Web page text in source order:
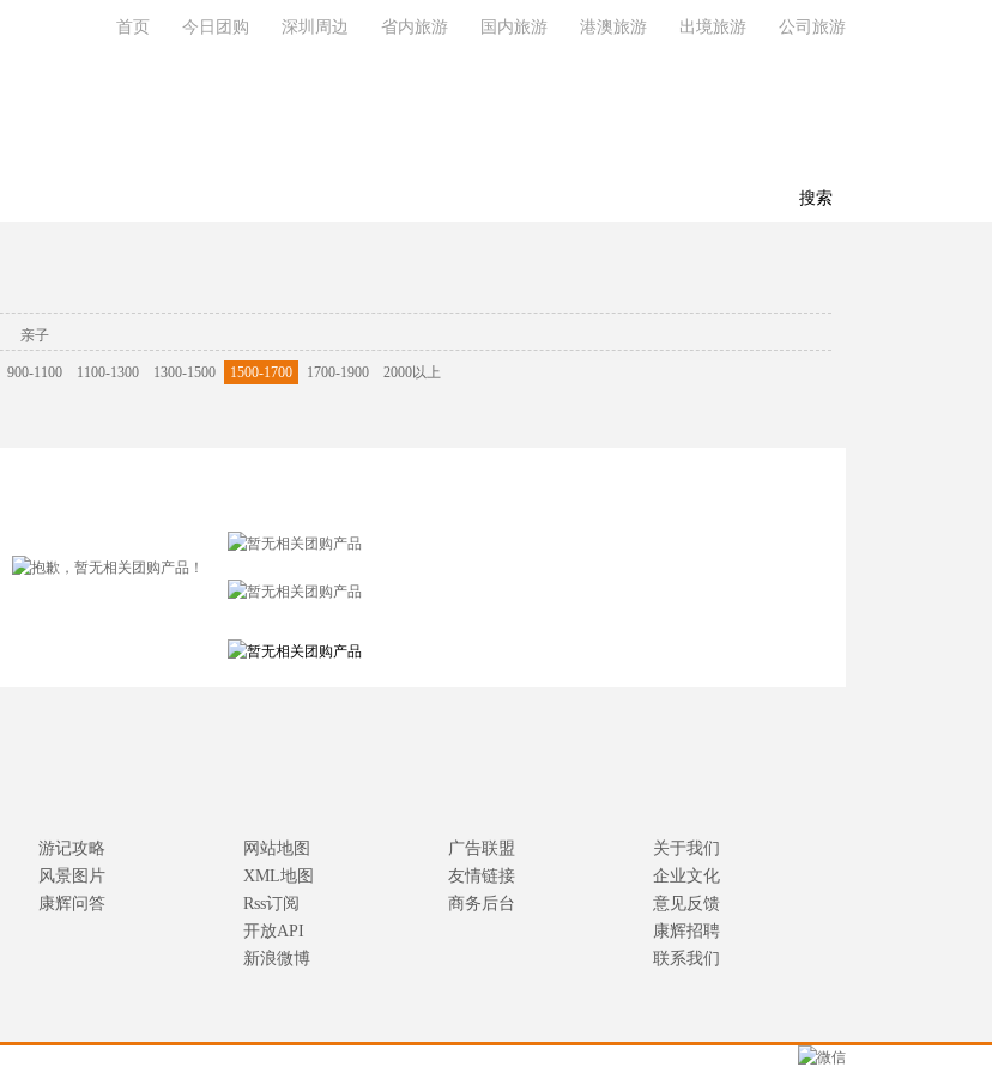
首页 今日团购 深圳周边 省内旅游 国内旅游 港澳旅游 出境旅游 公司旅游
亲子
900-1100 1100-1300 1300-1500 1500-1700 1700-1900
2000以上
游记攻略
风景图片
康辉问答
网站地图
XML地图
Rss订阅
开放API
新浪微博
广告联盟
友情链接
商务后台
关于我们
企业文化
意见反馈
康辉招聘
联系我们